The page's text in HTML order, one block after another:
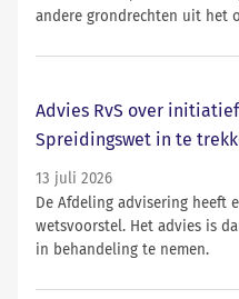
andere grondrechten uit het
Advies RvS over
Spreidingswet in te
13 juli 2026
De Afdeling advisering heeft
wetsvoorstel. Het advies is
in behandeling te nemen.